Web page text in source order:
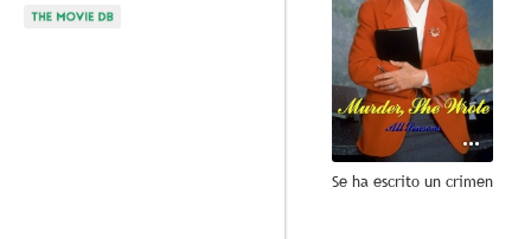
Se ha escrito un crimen